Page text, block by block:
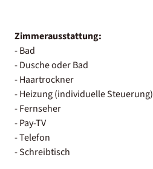
Zimmerausstattung:
- Bad
- Dusche oder Bad
- Haartrockner
- Heizung (individuelle Steuerung)
- Fernseher
- Pay-TV
- Telefon
- Schreibtisch